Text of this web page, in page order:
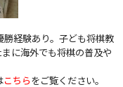
経験あり。子ども将棋教
に海外でも将棋の普及や
こちら をご覧ください。